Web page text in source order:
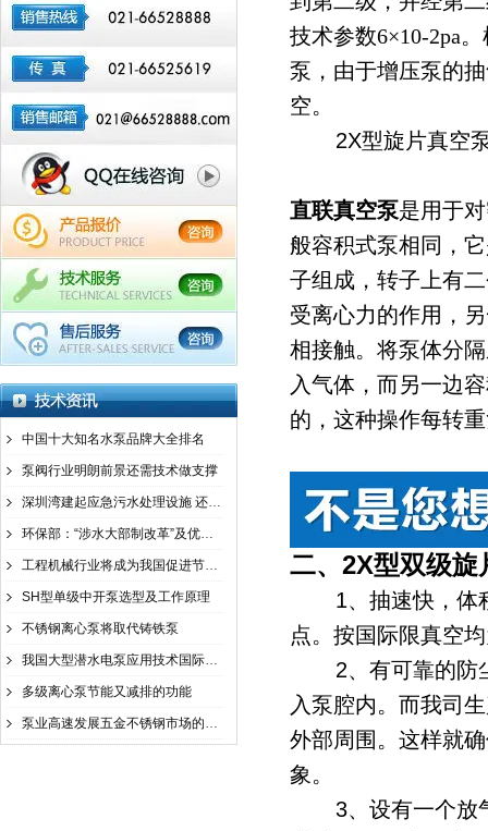
中国十大知名水泵品牌大全排名
泵阀行业明朗前景还需技术做支撑
深圳湾建起应急污水处理设施 还一个美丽的深圳湾
环保部：“涉水大部制改革”及优先行动方案已明确
工程机械行业将成为我国促进节能减排的重要板块
SH型单级中开泵选型及工作原理
不锈钢离心泵将取代铸铁泵
我国大型潜水电泵应用技术国际领先
多级离心泵节能又减排的功能
泵业高速发展五金不锈钢市场的机遇与挑战
技术参数6×10-2pa
泵，由于增压泵的
空。
2X型旋片真空泵
直联真空泵是用于
般容积式泵相同，
子组成，转子上有
受离心力的作用，
相接触。将泵体分
入气体，而另一边
的，这种操作每转
二、 2X型双级旋
1、抽速快，体积
点。按国际限真空
2、有可靠的防尘
入泵腔内。而我司
外部周围。这样就
象。
3、设有一个放气